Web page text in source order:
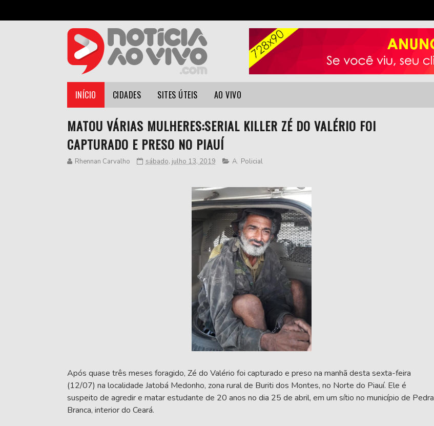
INÍCIO CIDADES SITES ÚTEIS AO VIVO
MATOU VÁRIAS MULHERES:SERIAL KILLER ZÉ DO VALÉRIO FOI
CAPTURADO E PRESO NO PIAUÍ
Rhennan Carvalho sábado, julho 13, 2019 A, Policial
Após quase três meses foragido, Zé do Valério foi capturado e preso na manhã desta sexta-feira
(12/07) na localidade Jatobá Medonho, zona rural de Buriti dos Montes, no Norte do Piauí. Ele é
suspeito de agredir e matar estudante de 20 anos no dia 25 de abril, em um sítio no município de Pedra
Branca, interior do Ceará.